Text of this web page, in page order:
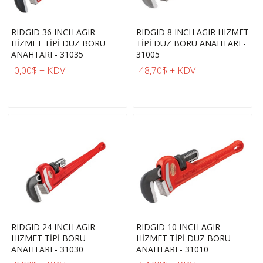
RIDGID 36 INCH AGIR
HİZMET TİPİ DÜZ BORU
ANAHTARI - 31035
0,00$ + KDV
RIDGID 8 INCH AGIR HIZMET
TİPİ DUZ BORU ANAHTARI -
31005
48,70$ + KDV
RIDGID 24 INCH AGIR
HIZMET TİPİ BORU
ANAHTARI - 31030
RIDGID 10 INCH AGIR
HİZMET TİPİ DÜZ BORU
ANAHTARI - 31010